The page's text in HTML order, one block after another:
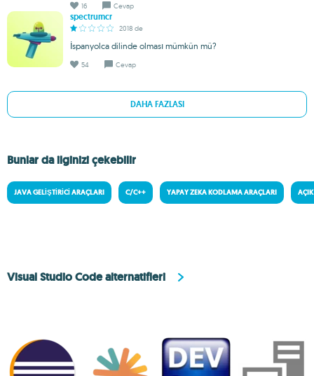
16 Cevap
spectrumcr
2018 de
İspanyolca dilinde olması mümkün mü?
54 Cevap
DAHA FAZLASI
Bunlar da ilginizi çekebilir
JAVA GELIŞTIRICI ARAÇLARI C/C++ YAPAY ZEKA KODLAMA ARAÇLARI
Visual Studio Code alternatifleri